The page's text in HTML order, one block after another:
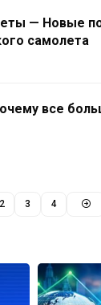
— Новые
самолета
все
2 3 4